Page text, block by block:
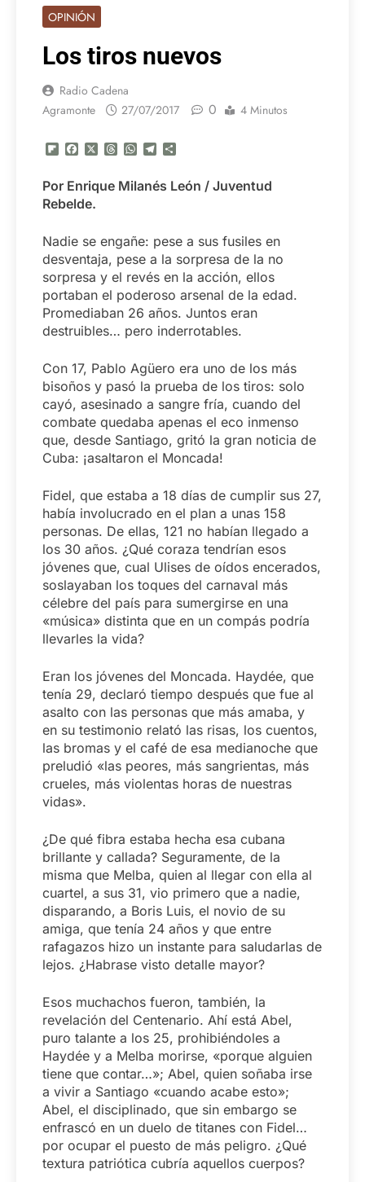
OPINIÓN
Los tiros nuevos
Radio Cadena
Agramonte
27/07/2017 0 4 Minutos
Flipboard
FacebookThreadsWhatsApp
Telegram
Por Enrique Milanés León / Juventud
Rebelde.
Nadie se engañe: pese a sus fusiles en
desventaja, pese a la sorpresa de la no
sorpresa y el revés en la acción, ellos
portaban el poderoso arsenal de la edad.
Promediaban 26 años. Juntos eran
destruibles… pero inderrotables.
Con 17, Pablo Agüero era uno de los más
bisoños y pasó la prueba de los tiros: solo
cayó, asesinado a sangre fría, cuando del
combate quedaba apenas el eco inmenso
que, desde Santiago, gritó la gran noticia de
Cuba: ¡asaltaron el Moncada!
Fidel, que estaba a 18 días de cumplir sus 27,
había involucrado en el plan a unas 158
personas. De ellas, 121 no habían llegado a
los 30 años. ¿Qué coraza tendrían esos
jóvenes que, cual Ulises de oídos encerados,
soslayaban los toques del carnaval más
célebre del país para sumergirse en una
«música» distinta que en un compás podría
llevarles la vida?
Eran los jóvenes del Moncada. Haydée, que
tenía 29, declaró tiempo después que fue al
asalto con las personas que más amaba, y
en su testimonio relató las risas, los cuentos,
las bromas y el café de esa medianoche que
preludió «las peores, más sangrientas, más
crueles, más violentas horas de nuestras
vidas».
¿De qué fibra estaba hecha esa cubana
brillante y callada? Seguramente, de la
misma que Melba, quien al llegar con ella al
cuartel, a sus 31, vio primero que a nadie,
disparando, a Boris Luis, el novio de su
amiga, que tenía 24 años y que entre
rafagazos hizo un instante para saludarlas de
lejos. ¿Habrase visto detalle mayor?
Esos muchachos fueron, también, la
revelación del Centenario. Ahí está Abel,
puro talante a los 25, prohibiéndoles a
Haydée y a Melba morirse, «porque alguien
tiene que contar…»; Abel, quien soñaba irse
a vivir a Santiago «cuando acabe esto»;
Abel, el disciplinado, que sin embargo se
enfrascó en un duelo de titanes con Fidel…
por ocupar el puesto de más peligro. ¿Qué
textura patriótica cubría aquellos cuerpos?